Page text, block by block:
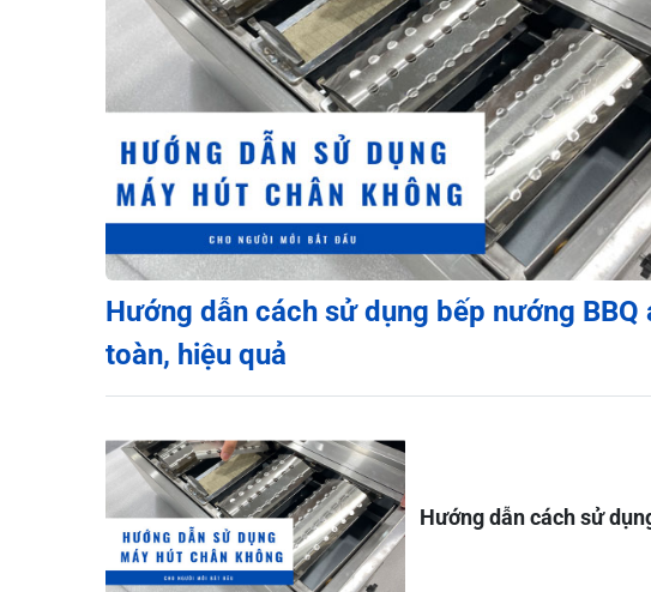
Hướng dẫn cách sử dụng bếp nướng BBQ
toàn, hiệu quả
Hướng dẫn cách sử